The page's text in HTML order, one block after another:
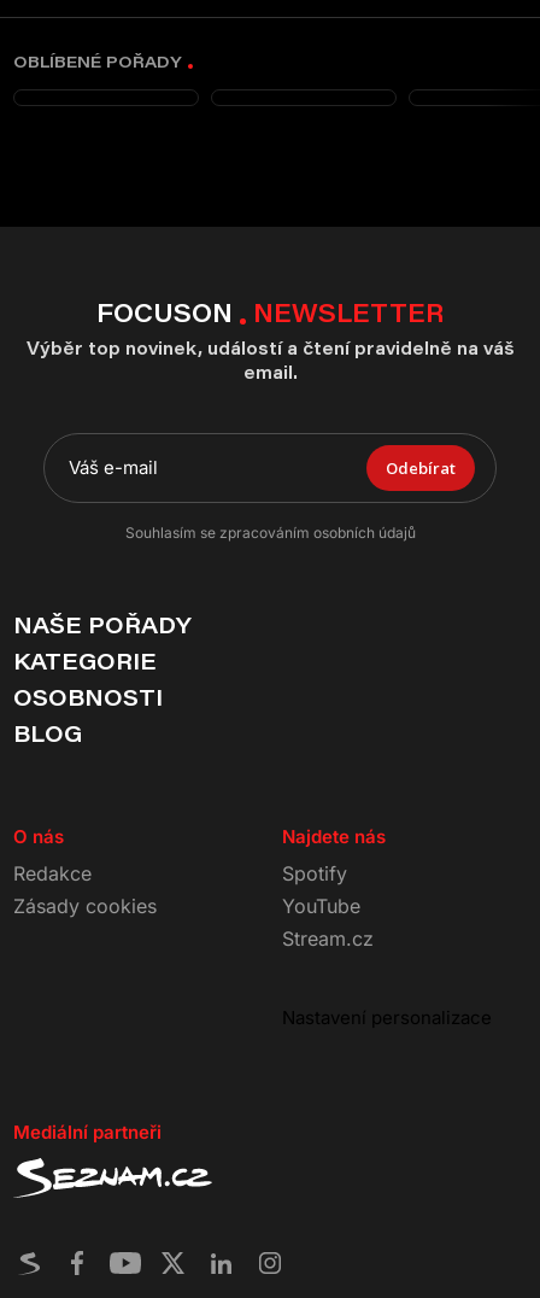
OBLÍBENÉ POŘADY
FOCUSON NEWSLETTER
Výběr top novinek, událostí a čtení pravidelně na váš
email.
Odebírat
Souhlasím se zpracováním osobních údajů
NAŠE POŘADY
KATEGORIE
OSOBNOSTI
BLOG
O nás
Redakce
Zásady cookies
Najdete nás
Spotify
YouTube
Stream.cz
Nastavení personalizace
Mediální partneři